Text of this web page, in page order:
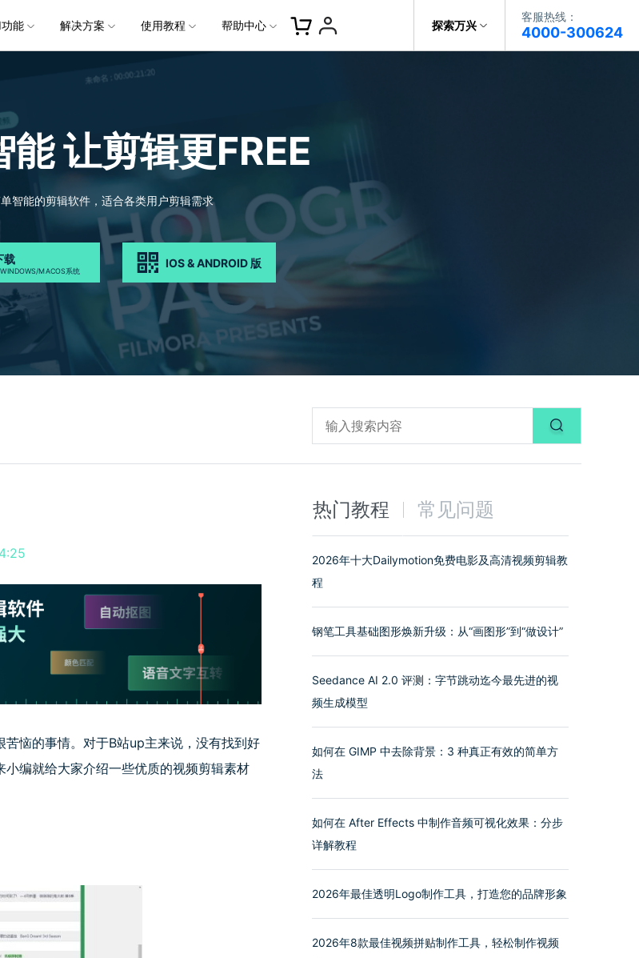
探索万兴
客服热线：
4000-300624
文档创意
万兴PDF
秒会的全能PDF编辑神器
万兴HiPDF
一站式在线PDF解决方案
万兴恢复专家
简单高效的数据管理软件
万兴易修
视频/照片修复一站式解决方案
新闻中心
加入我们
帮助中心
数字文档
创意绘图
视频创意
行业应用
交通运输
金融&银行
教育
中心
新闻动态
关于万兴
社会责任
投资者关系
供应商合作
加入我们 帮助中心 客服热线：
4000-300624
视频
关键帧
NEW
平面追踪 NEW
音频
高光卡点
音频闪避
音视频同步
文本
文字路径动画
文字动画
花字与标题编辑
发现更多功能 >
视频特效
音频库
免费下载
能
AI 文本转视频 NEW
AI 图生视频 NEW
AI 绘画
AI 视频续写 NEW
AI 生成音效 NEW
文字转语音
AI 音乐生成
免费下载
解决方案
，全
党政宣传
快速打造高级大气的党政宣传片
轻松制作有颜有料的知识教程
新闻传媒
一键输出专业精良的资讯报道
电商运营
批量生产高转化率的带货营销视频
自媒体创作
快人一步剪辑高流量的爆款视频
万兴喵影鸿蒙版首发
使用教程
节日庆典
婚礼视频
生日聚会
广告宣传
日常视频
生活Vlog
视频教程
跟着达人视频学剪辑， 小白也能
玩转特效大片
喵影学社
提供人门到精通的全方位视频剪辑
课程满足各类场景的创作需求
帮助中心
、CPU和GPU信息
经理 1 v 1
版本日志
了解最新迭代信息，体验最新功能
了解AI 积分消耗规则
授权说明
万兴素材
免费下载
能让剪辑更FREE
智能的剪辑软件，适合各类用户剪辑需求
载
MACOS系统
IOS & ANDROID 版
苦恼的事情。对于B站up主来说，没有找到好
编就给大家介绍一些优质的视频剪辑素材
热门教程 常见问题
2026年十大Dailymotion免费电影及高清视频剪辑教
程
钢笔工具基础图形焕新升级：从“画图形”到“做设计”
Seedance AI 2.0 评测：字节跳动迄今最先进的视
频生成模型
如何在 GIMP 中去除背景：3 种真正有效的简单方
法
如何在 After Effects 中制作音频可视化效果：分步
详解教程
2026年最佳透明Logo制作工具，打造您的品牌形象
2026年8款最佳视频拼贴制作工具，轻松制作视频